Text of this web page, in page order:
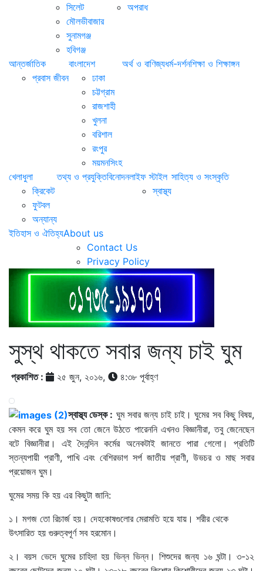
সিলেট
মৌলভীবাজার
সুনামগঞ্জ
হবিগঞ্জ
অপরাধ
আন্তর্জাতিক
প্রবাস জীবন
বাংলাদেশ
ঢাকা
চট্টগ্রাম
রাজশাহী
খুলনা
বরিশাল
রংপুর
ময়মনসিংহ
অর্থ ও বাণিজ্যধর্ম-দর্শনশিক্ষা ও শিক্ষাঙ্গন
খেলাধুলা
ক্রিকেট
ফুটবল
অন্যান্য
তথ্য ও প্রযুক্তিবিনোদনলাইফ স্টাইল
স্বাস্থ্য
সাহিত্য ও সংস্কৃতি
ইতিহাস ও ঐতিহ্যAbout us
Contact Us
Privacy Policy
সুস্থ থাকতে সবার জন্য চাই ঘুম
প্রকাশিত : ২৫ জুন, ২০১৬, ৪:৩৮ পূর্বাহ্ণ
স্বাস্থ্য ডেস্ক : ঘুম সবার জন্য চাই চাই। ঘুমের সব কিছু বিষয়,
কেমন করে ঘুম হয় সব তো জেনে উঠতে পারেননি এখনও বিজ্ঞানীরা,তবু জেনেছেন
বটে বিজ্ঞানীরা। এই দৈনন্দিন কর্মের অনেকটাই জানতে পারা গেলো। প্রতিটি
স্তন্যপায়ী প্রাণী, পাখি এবং বেশিরভাগ সর্প জাতীয় প্রাণী, উভচর ও মাছ সবার
প্রয়োজন ঘুম।
ঘুমের সময় কি হয় এর কিছুটা জানি:
১। মগজ তো রিচার্জ হয়। দেহকোষগুলোর মেরামতি হয়ে যায়। শরীর থেকে
উৎসারিত হয় গুরুত্বপূর্ণ সব হরমোন।
২। বয়স ভেদে ঘুমের চাহিদা হয় ভিন্ন ভিন্ন। শিশুদের জন্য ১৬ ঘন্টা। ৩-১২